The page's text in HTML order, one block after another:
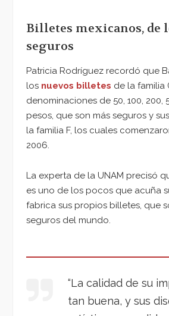
Billetes mexicanos, de
seguros
Patricia Rodríguez recordó que
los nuevos billetes de la familia
denominaciones de 50, 100, 200,
pesos, que son más seguros y
la familia F, los cuales
2006.
La experta de la UNAM precisó
es uno de los pocos que acuña
fabrica sus propios billetes, que
seguros del mundo.
“La calidad de su
tan buena, y sus